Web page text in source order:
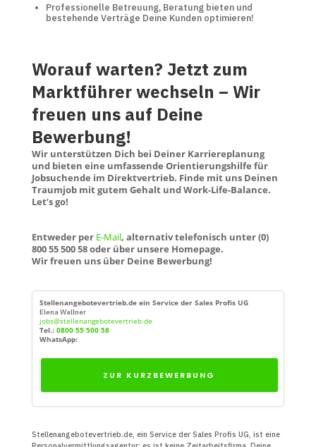
Professionelle Betreuung, Beratung bieten und
bestehende Verträge Deine Kunden optimieren!
Worauf warten? Jetzt zum
Marktführer wechseln – Wir
freuen uns auf Deine
Bewerbung!
Wir unterstützen Dich bei Deiner Karriereplanung
und bieten eine umfassende Orientierungshilfe für
Jobsuchende im Direktvertrieb. Finde mit uns Deinen
Traumjob mit gutem Gehalt und Work-Life-Balance.
Let’s go!
Entweder per E-Mail, alternativ telefonisch unter (0)
800 55 500 58 oder über unsere Homepage.
Wir freuen uns über Deine Bewerbung!
Stellenangebotevertrieb.de ein Service der Sales Profis UG
Elena Wallner
jobs@stellenangebotevertrieb.de
Tel.: 0800 55 500 58
WhatsApp:
ZUR KURZBEWERBUNG
Stellenangebotevertrieb.de, ein Service der Sales Profis UG, ist eine